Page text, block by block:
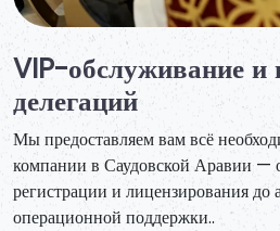
VIP-обслуживание и
делегаций
Мы предоставляем вам всё
компании в Саудовской Аравии —
регистрации и лицензирования до
операционной поддержки..